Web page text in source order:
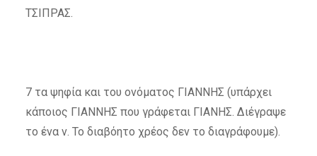
ΤΣΙΠΡΑΣ.
7 τα ψηφία και του ονόματος ΓΙΑΝΝΗΣ (υπάρχει
κάποιος ΓΙΑΝΝΗΣ που γράφεται ΓΙΑΝΗΣ. Διέγραψε
το ένα ν. Το διαβόητο χρέος δεν το διαγράφουμε).